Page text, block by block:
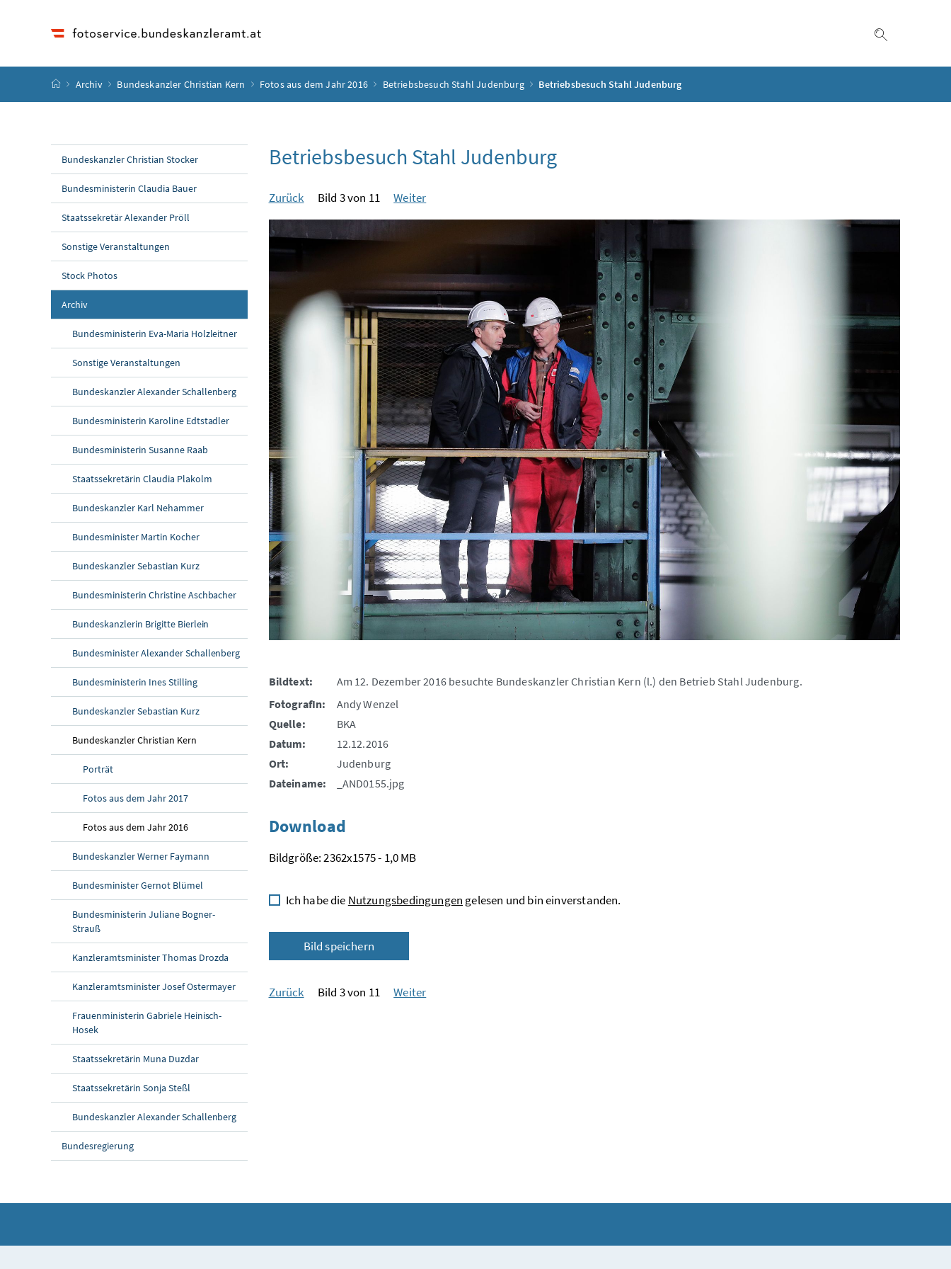
Startseite
Archiv Bundeskanzler Christian Kern Fotos aus dem Jahr 2016 Betriebsbesuch Stahl Judenburg Betriebsbesuch Stahl Judenburg
Bundeskanzler Christian Stocker
Bundesministerin Claudia Bauer
Staatssekretär Alexander Pröll
Sonstige Veranstaltungen
Stock Photos
Archiv
Bundesministerin Eva-Maria Holzleitner
Sonstige Veranstaltungen
Bundeskanzler Alexander Schallenberg
Bundesministerin Karoline Edtstadler
Bundesministerin Susanne Raab
Staatssekretärin Claudia Plakolm
Bundeskanzler Karl Nehammer
Bundesminister Martin Kocher
Bundeskanzler Sebastian Kurz
Bundesministerin Christine Aschbacher
Bundeskanzlerin Brigitte Bierlein
Bundesminister Alexander Schallenberg
Bundesministerin Ines Stilling
Bundeskanzler Sebastian Kurz
Bundeskanzler Christian Kern
Porträt
Fotos aus dem Jahr 2017
Fotos aus dem Jahr 2016
Bundeskanzler Werner Faymann
Bundesminister Gernot Blümel
Bundesministerin Juliane Bogner-
Strauß
Kanzleramtsminister Thomas Drozda
Kanzleramtsminister Josef Ostermayer
Frauenministerin Gabriele Heinisch-
Hosek
Staatssekretärin Muna Duzdar
Staatssekretärin Sonja Steßl
Bundeskanzler Alexander Schallenberg
Bundesregierung
Betriebsbesuch Stahl Judenburg
Zurück Bild 3 von 11 Weiter
Bildtext:
Am 12. Dezember 2016 besuchte Bundeskanzler Christian Kern (l.) den Betrieb Stahl Judenburg.
FotografIn:
Andy Wenzel
Quelle:
BKA
Datum:
12.12.2016
Ort:
Judenburg
Dateiname:
_AND0155.jpg
Download
Bildgröße: 2362x1575 - 1,0 MB
Ich habe die Nutzungsbedingungen gelesen und bin einverstanden.
Bild speichern
Zurück Bild 3 von 11 Weiter